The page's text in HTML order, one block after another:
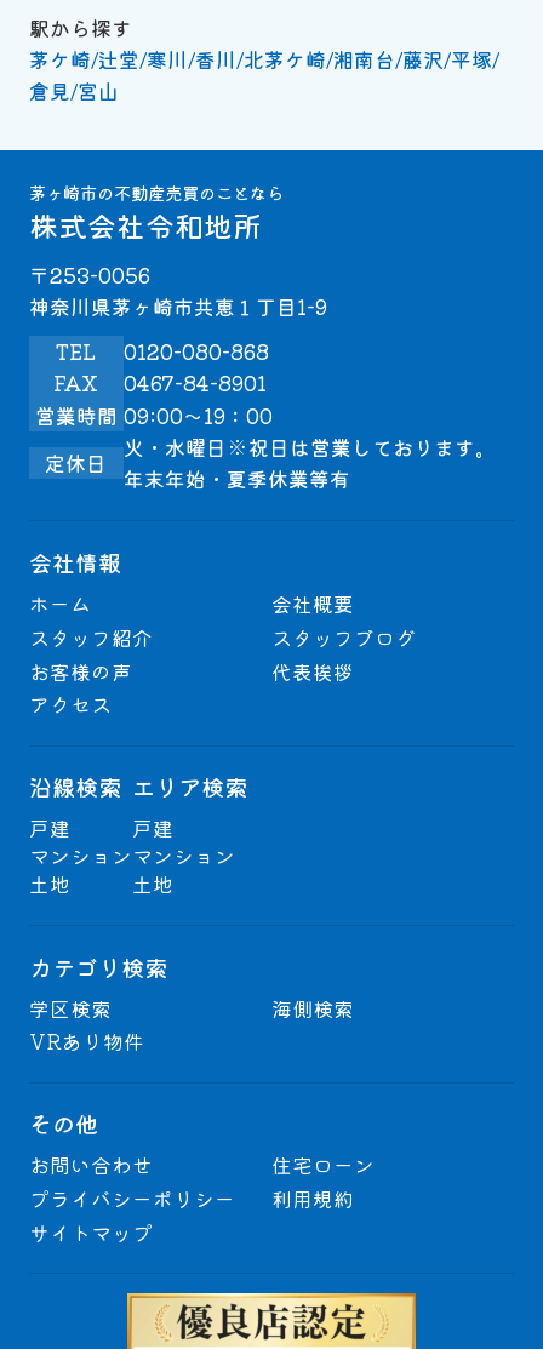
駅から探す
茅ケ崎 辻堂 寒川 香川 北茅ケ崎 湘南台 藤沢 平塚
倉見 宮山
茅ヶ崎市の不動産売買のことなら
株式会社令和地所
〒253-0056
神奈川県茅ヶ崎市共恵１丁目1-9
TEL
0120-080-868
FAX
0467-84-8901
営業時間 09:00～19：00
定休日
火・水曜日※祝日は営業しております。
年末年始・夏季休業等有
会社情報
ホーム
会社概要
スタッフ紹介
スタッフブログ
お客様の声
代表挨拶
アクセス
沿線検索
戸建
マンション
土地
エリア検索
戸建
マンション
土地
カテゴリ検索
学区検索
海側検索
VRあり物件
その他
お問い合わせ
住宅ローン
プライバシーポリシー
利用規約
サイトマップ